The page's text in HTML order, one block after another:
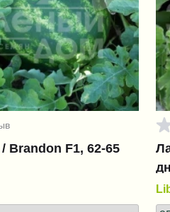
Brandon F1, 62-65